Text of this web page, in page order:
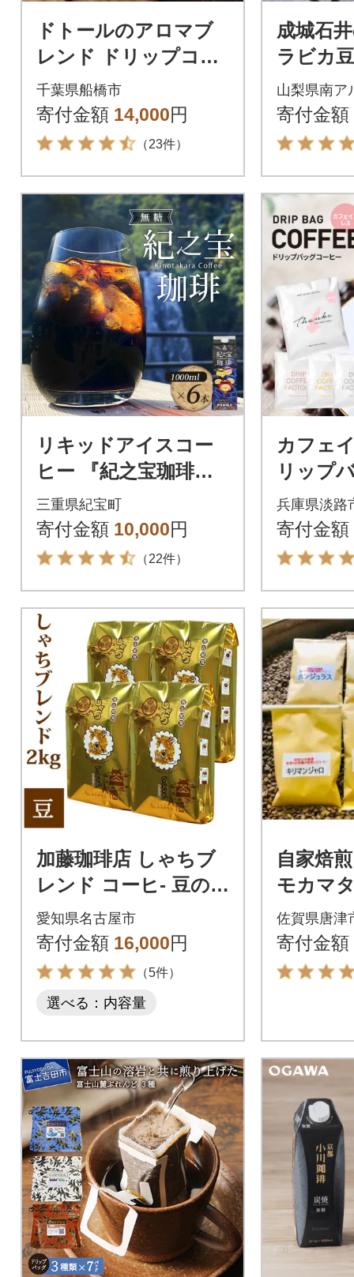
ドトールのアロマブ
レンド ドリップコー
ヒー 100袋 ドリップ
バックコーヒー
千葉県船橋市
寄付金額 14,000円
（23件）
成城石
ラビカ
クアイ
糖
山梨県南ア
寄付金額
リキッドアイスコー
ヒー 『紀之宝珈琲』 1
L×6本【knkc100A】
三重県紀宝町
寄付金額 10,000円
（22件）
カフェ
リップ
ー 淡路
ット 4
み比べ
兵庫県淡路
寄付金額
加藤珈琲店 しゃちブ
レンド コーヒ- 豆の
まま 2kg (500g×4袋)
愛知県名古屋市
寄付金額 16,000円
（5件）
選べる：内容量
自家焙
モカマ
ンジャ
ア グ
ンジュ
佐賀県唐津
寄付金額